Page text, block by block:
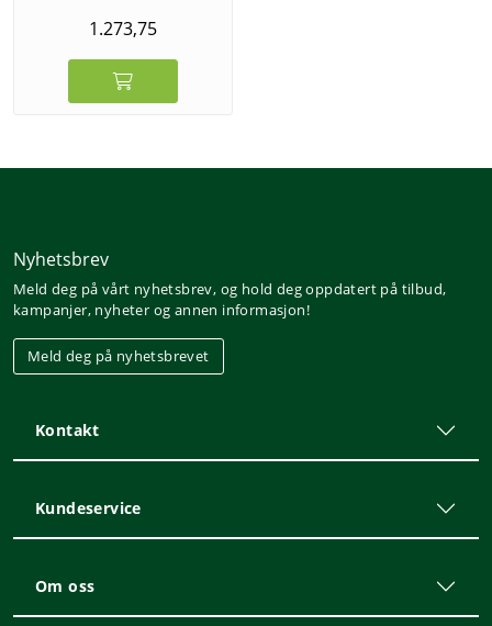
1.273,75
Nyhetsbrev
Meld deg på vårt nyhetsbrev, og hold deg oppdatert på tilbud,
kampanjer, nyheter og annen informasjon!
Meld deg på nyhetsbrevet
Kontakt
Kundeservice
Om oss